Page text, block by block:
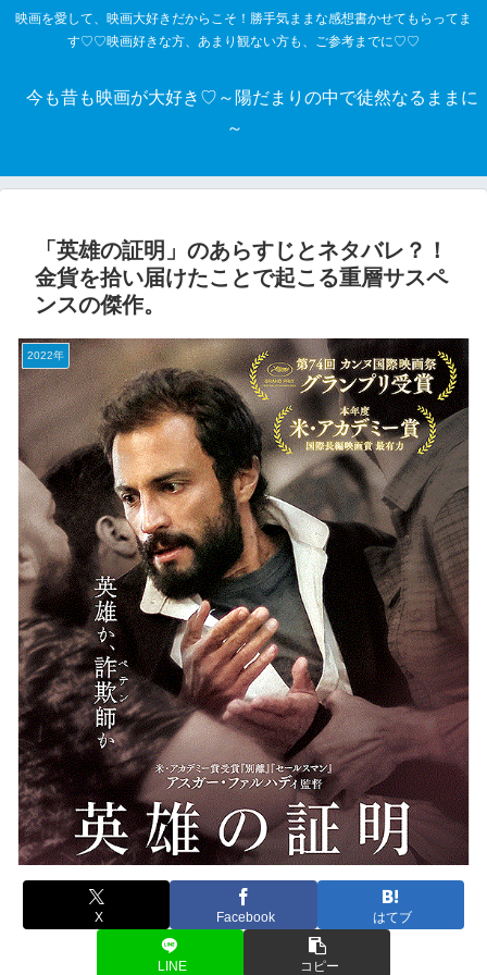
映画を愛して、映画大好きだからこそ！勝手気ままな感想書かせてもらってま
す♡♡映画好きな方、あまり観ない方も、ご参考までに♡♡
今も昔も映画が大好き♡～陽だまりの中で徒然なるままに
～
「英雄の証明」のあらすじとネタバレ？！
金貨を拾い届けたことで起こる重層サスペ
ンスの傑作。
2022年
X Facebook はてブ
LINE コピー